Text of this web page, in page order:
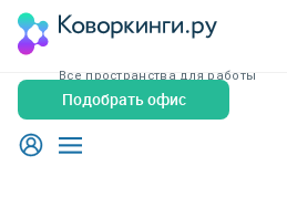
Все пространства для работы
Подобрать офис